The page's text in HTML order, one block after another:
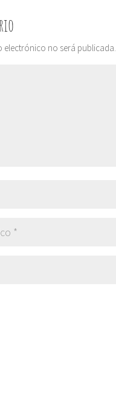
electrónico no será publicada.